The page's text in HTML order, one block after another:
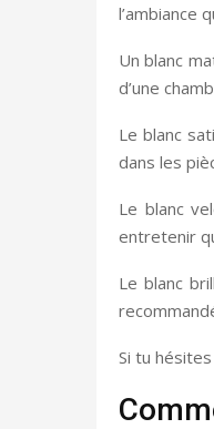
l’ambiance
Un blanc
d’une
Le blanc
dans les
Le blanc
entretenir
Le blanc
Si tu